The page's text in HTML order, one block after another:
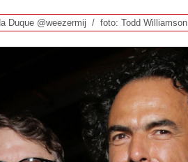
@weezermij / foto: Todd Williamson